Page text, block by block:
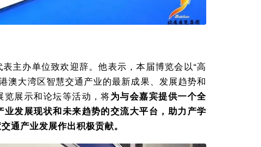
表主办单位致欢迎辞。他表示，本届博览会以“高
澳大湾区智慧交通产业的最新成果、发展趋势和
览展示和论坛等活动，将为与会嘉宾提供一个全
发展现状和未来趋势的交流大平台，助力产学
通产业发展作出积极贡献。